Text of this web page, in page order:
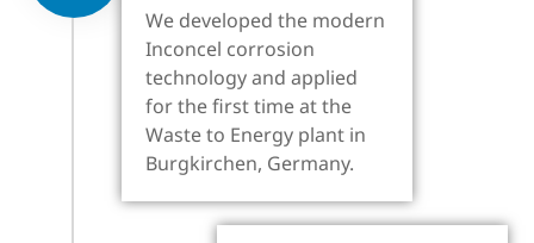
We developed the modern
Inconcel corrosion
technology and applied
for the first time at the
Waste to Energy plant in
Burgkirchen, Germany.